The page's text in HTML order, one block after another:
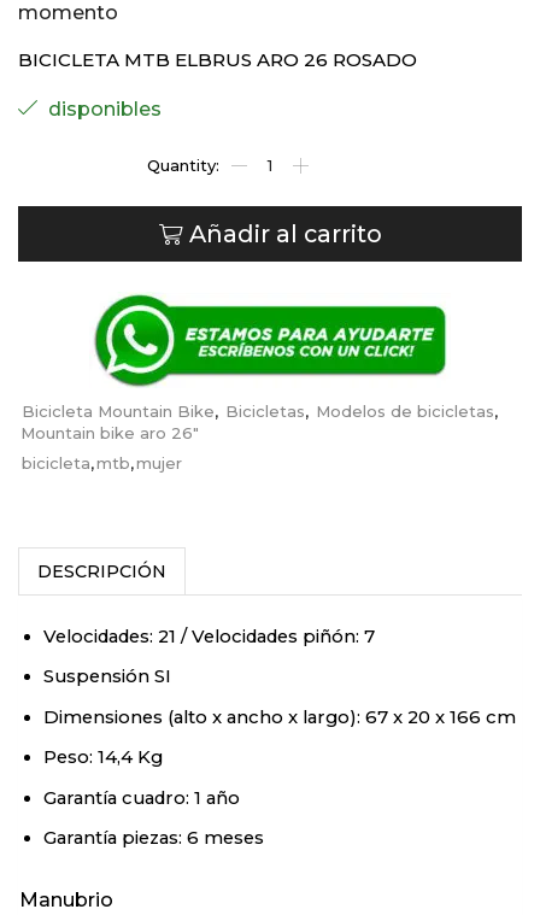
momento
BICICLETA MTB ELBRUS ARO 26 ROSADO
disponibles
Añadir al carrito
Bicicleta Mountain Bike, Bicicletas, Modelos de bicicletas,
Mountain bike aro 26"
bicicleta,mtb,mujer
DESCRIPCIÓN
Velocidades: 21 / Velocidades piñón: 7
Suspensión SI
Dimensiones (alto x ancho x largo): 67 x 20 x 166 cm
Peso: 14,4 Kg
Garantía cuadro: 1 año
Garantía piezas: 6 meses
Manubrio